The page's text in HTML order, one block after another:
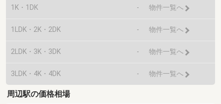
1K・1DK - 物件一覧へ
1LDK・2K・2DK - 物件一覧へ
2LDK・3K・3DK - 物件一覧へ
3LDK・4K・4DK - 物件一覧へ
周辺駅の価格相場